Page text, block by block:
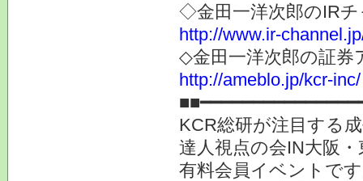
◇金田一洋次郎のIR
http://www.ir-
◇金田一洋次郎の証券
http://ameblo.jp/kcr-inc/
KCR総研が注目する
達人視点の会IN大阪
有料会員イベントで